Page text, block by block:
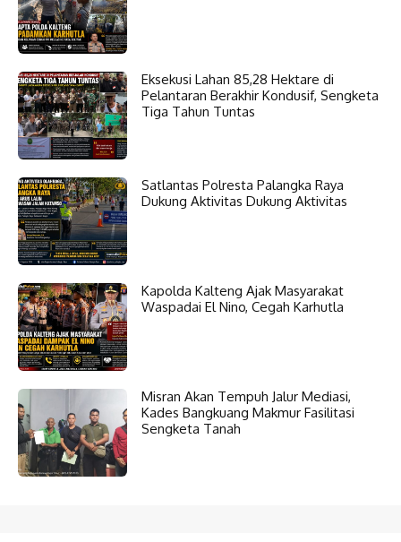
Eksekusi Lahan 85,28 Hektare di
Pelantaran Berakhir Kondusif, Sengketa
Tiga Tahun Tuntas
Satlantas Polresta Palangka Raya
Dukung Aktivitas Dukung Aktivitas
Kapolda Kalteng Ajak Masyarakat
Waspadai El Nino, Cegah Karhutla
Misran Akan Tempuh Jalur Mediasi,
Kades Bangkuang Makmur Fasilitasi
Sengketa Tanah